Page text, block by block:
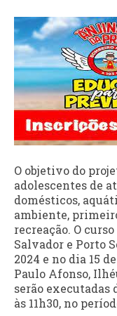
O objetivo do
adolescentes de
domésticos,
ambiente,
recreação. O
Salvador e Porto
2024 e no dia 15
Paulo Afonso,
serão executadas
às 11h30, no